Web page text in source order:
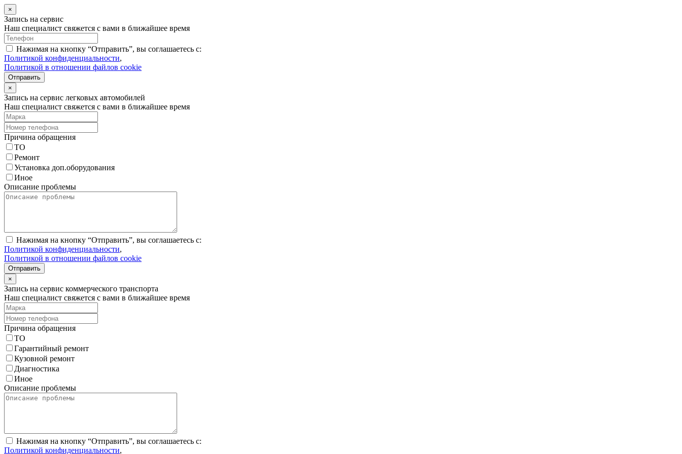
×
Запись на сервис
Наш специалист свяжется с вами в ближайшее время
Нажимая на кнопку “Отправить”, вы соглашаетесь с:
Политикой конфиденциальности,
Политикой в отношении файлов cookie
Отправить
×
Запись на сервис легковых автомобилей
Наш специалист свяжется с вами в ближайшее время
Причина обращения
ТО
Ремонт
Установка доп.оборудования
Иное
Описание проблемы
Нажимая на кнопку “Отправить”, вы соглашаетесь с:
Политикой конфиденциальности,
Политикой в отношении файлов cookie
Отправить
×
Запись на сервис коммерческого транспорта
Наш специалист свяжется с вами в ближайшее время
Причина обращения
ТО
Гарантийный ремонт
Кузовной ремонт
Диагностика
Иное
Описание проблемы
Нажимая на кнопку “Отправить”, вы соглашаетесь с:
Политикой конфиденциальности,